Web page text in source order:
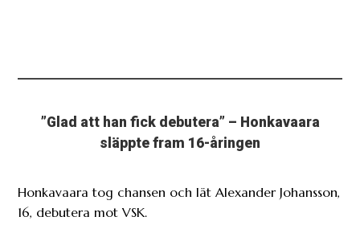
”Glad att han fick debutera” – Honkavaara
släppte fram 16-åringen
Honkavaara tog chansen och lät Alexander Johansson,
16, debutera mot VSK.